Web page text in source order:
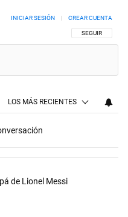
SIGA ESTA
SEGUIR
INICIAR SESIÓN CREAR CUENTA
LOS MÁS RECIENTES
más comentarios en los
Jorge Messi, el papá de
de Lionel Messi